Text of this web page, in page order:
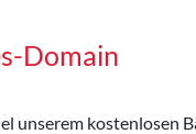
Domain
unserem kostenlosen